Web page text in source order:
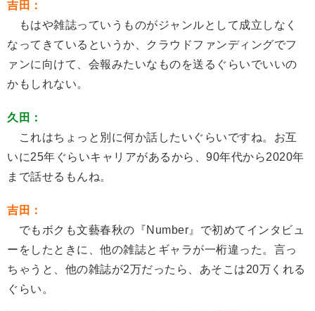
吉田：
もはや雑誌っていうものがジャンルとして成立しなく
なってきているというか、クラウドファンディングでフ
ァンに向けて、会報みたいなものを送るぐらいでいいの
かもしれない。
久田：
これはちょっと別に何か話したいぐらいですね。お互
いに25年ぐらいキャリアがあるから、90年代から2020年
まで話せるもんね。
吉田：
でもボクも文藝春秋の『Number』で初めてインタビュ
ーをしたときに、他の雑誌とギャラが一桁違った。言っ
ちゃうと、他の雑誌が2万だったら、あそこは20万くれる
ぐらい。